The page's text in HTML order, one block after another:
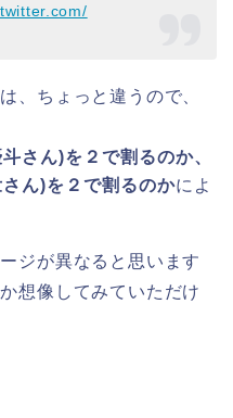
、ちょっと違うので、
さん)を２で割るのか、
ん)を２で割るのかによ
ジが異なると思います
想像してみていただけ